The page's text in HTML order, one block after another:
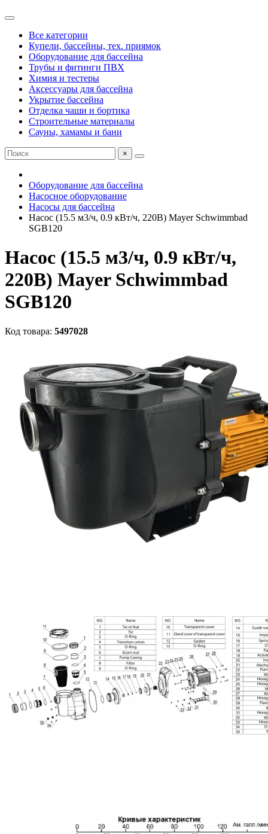
Все категории
Купели, бассейны, тех. приямок
Оборудование для бассейна
Трубы и фитинги ПВХ
Химия и тестеры
Аксессуары для бассейна
Укрытие бассейна
Отделка чаши и бортика
Строительные материалы
Сауны, хамамы и бани
×
Оборудование для бассейна
Насосное оборудование
Насосы для бассейна
Насос (15.5 м3/ч, 0.9 кВт/ч, 220В) Mayer Schwimmbad
SGB120
Насос (15.5 м3/ч, 0.9 кВт/ч,
220В) Mayer Schwimmbad
SGB120
Код товара: 5497028